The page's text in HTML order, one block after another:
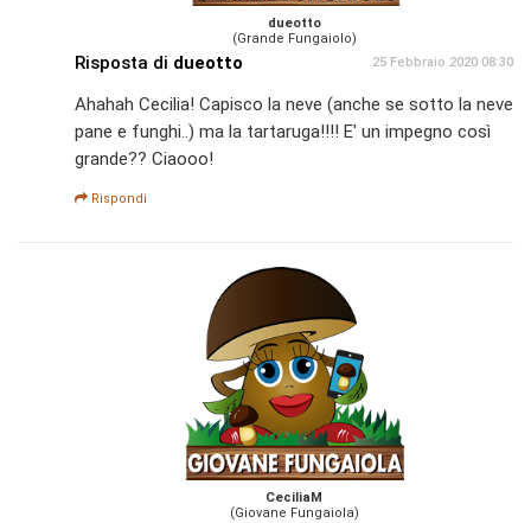
dueotto
(Grande Fungaiolo)
Risposta di dueotto 25 Febbraio 2020 08:30
Ahahah Cecilia! Capisco la neve (anche se sotto la neve
pane e funghi..) ma la tartaruga!!!! E' un impegno così
grande?? Ciaooo!
Rispondi
CeciliaM
(Giovane Fungaiola)